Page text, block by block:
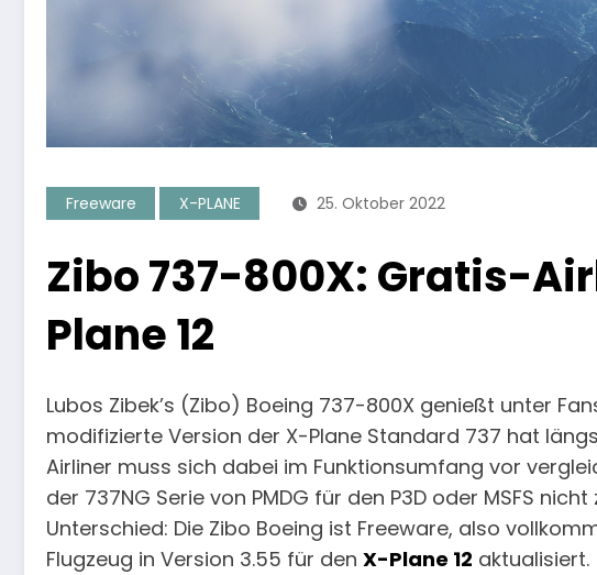
Freeware X-PLANE 25. Oktober 2022
Zibo 737-800X: Gratis-
Plane 12
Lubos Zibek’s (Zibo) Boeing 737-800X genießt unter
modifizierte Version der X-Plane Standard 737 hat
Airliner muss sich dabei im Funktionsumfang vor
der 737NG Serie von PMDG für den P3D oder MSFS
Unterschied: Die Zibo Boeing ist Freeware, also
Flugzeug in Version 3.55 für den X-Plane 12 aktualisiert.